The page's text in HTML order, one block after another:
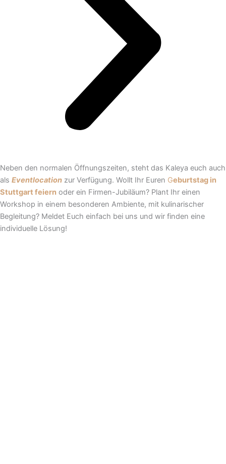
Neben den normalen Öffnungszeiten, steht das Kaleya euch auch
als Eventlocation zur Verfügung. Wollt Ihr Euren Geburtstag in
Stuttgart feiern oder ein Firmen-Jubiläum? Plant Ihr einen
Workshop in einem besonderen Ambiente, mit kulinarischer
Begleitung? Meldet Euch einfach bei uns und wir finden eine
individuelle Lösung!